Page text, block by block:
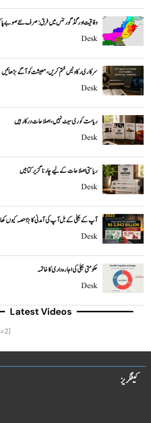
وفاقیت اور گڈ گورننس میں فرق: صرف نئے صوبے
Desk
سرکاری رکاوٹیں ختم کریں، معیشت کو آگے بڑھائیں
Desk
ریاست کو ری سیٹ نہیں، اصلاحات درکار ہیں
Desk
ریاستی اصلاحات کے لیے چار ناگزیر کتابیں
Desk
آپ کے بجلی کے بل آپ کی آمدنی کا بڑا حصہ کیوں
Desk
حکومتی بجلی کی اجارہ داری کا خاتمہ
Desk
Latest Videos
کیٹگریز